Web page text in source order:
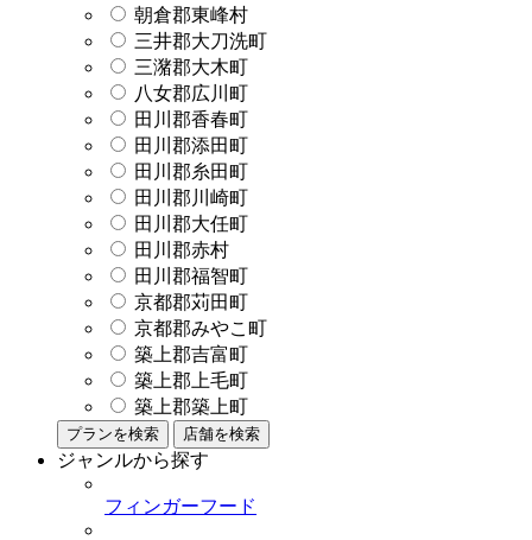
朝倉郡東峰村
三井郡大刀洗町
三潴郡大木町
八女郡広川町
田川郡香春町
田川郡添田町
田川郡糸田町
田川郡川崎町
田川郡大任町
田川郡赤村
田川郡福智町
京都郡苅田町
京都郡みやこ町
築上郡吉富町
築上郡上毛町
築上郡築上町
プランを検索 店舗を検索
ジャンルから探す
フィンガーフード